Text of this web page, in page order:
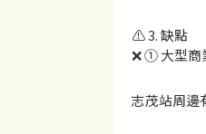
⚠️ 3. 缺點
❌ ① 大型商
志茂站周邊